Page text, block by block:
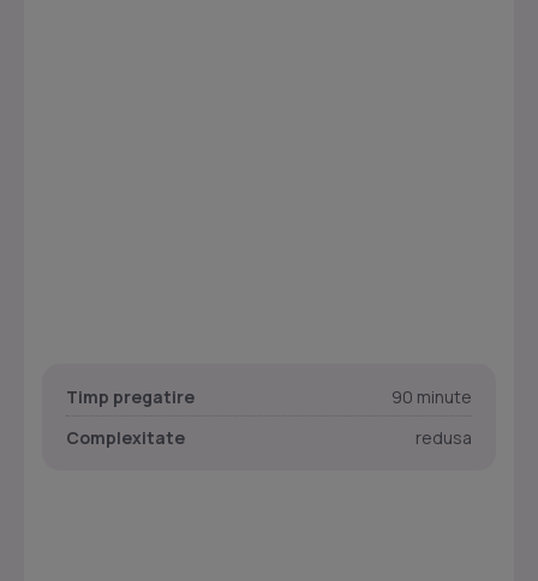
Timp pregatire
90 minute
Complexitate
redusa